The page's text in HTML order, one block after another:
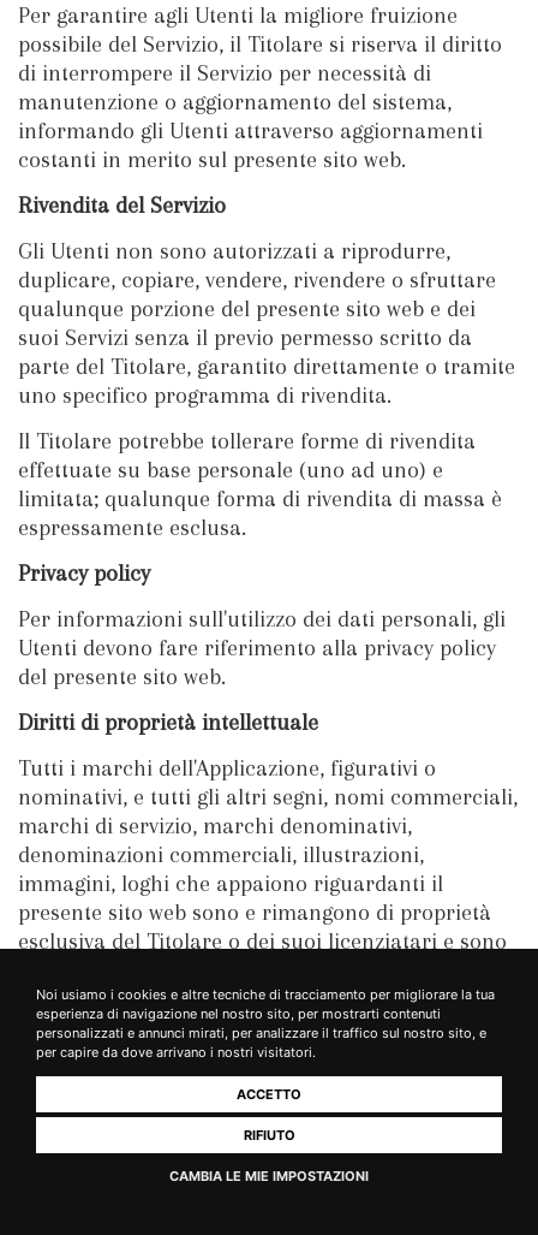
Noi usiamo i cookies e altre tecniche di tracciamento per migliorare la tua
esperienza di navigazione nel nostro sito, per mostrarti contenuti
personalizzati e annunci mirati, per analizzare il traffico sul nostro sito, e
per capire da dove arrivano i nostri visitatori.
ACCETTO
RIFIUTO
CAMBIA LE MIE IMPOSTAZIONI
Per garantire agli Utenti la migliore fruizione
possibile del Servizio, il Titolare si riserva il diritto
di interrompere il Servizio per necessità di
manutenzione o aggiornamento del sistema,
informando gli Utenti attraverso aggiornamenti
costanti in merito sul presente sito web.
Rivendita del Servizio
Gli Utenti non sono autorizzati a riprodurre,
duplicare, copiare, vendere, rivendere o sfruttare
qualunque porzione del presente sito web e dei
suoi Servizi senza il previo permesso scritto da
parte del Titolare, garantito direttamente o tramite
uno specifico programma di rivendita.
Il Titolare potrebbe tollerare forme di rivendita
effettuate su base personale (uno ad uno) e
limitata; qualunque forma di rivendita di massa è
espressamente esclusa.
Privacy policy
Per informazioni sull'utilizzo dei dati personali, gli
Utenti devono fare riferimento alla privacy policy
del presente sito web.
Diritti di proprietà intellettuale
Tutti i marchi dell'Applicazione, figurativi o
nominativi, e tutti gli altri segni, nomi commerciali,
marchi di servizio, marchi denominativi,
denominazioni commerciali, illustrazioni,
immagini, loghi che appaiono riguardanti il
presente sito web sono e rimangono di proprietà
esclusiva del Titolare o dei suoi licenziatari e sono
trattati internazionali.
Tutti i marchi e tutti gli altri segni, nomi
commerciali, marchi di servizio, marchi
denominativi, denominazioni commerciali,
illustrazioni, immagini, loghi riguardanti terze
parti ed i contenuti pubblicati da tali terzi sul
presente sito web sono e rimangono di proprietà